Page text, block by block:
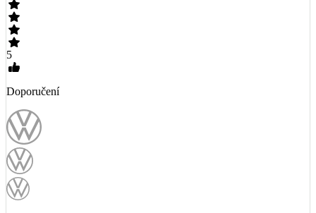
5
Doporučení